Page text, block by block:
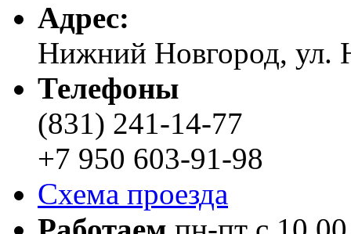
Адреc:
Нижний Новгород, ул.
Телефоны
(831) 241-14-77
+7 950 603-91-98
Схема проезда